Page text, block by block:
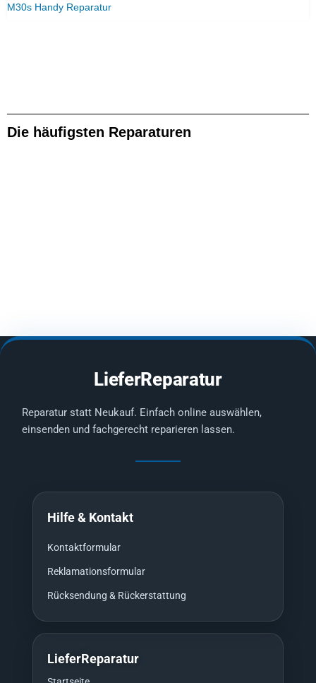
M30s Handy Reparatur
Die häufigsten Reparaturen
LieferReparatur
Reparatur statt Neukauf. Einfach online auswählen,
einsenden und fachgerecht reparieren lassen.
Hilfe & Kontakt
Kontaktformular
Reklamationsformular
Rücksendung & Rückerstattung
LieferReparatur